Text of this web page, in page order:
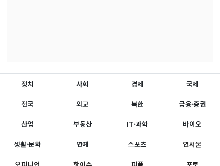
정치 사회 경제 국제
전국 외교 북한 금융·증권
산업 부동산 IT·과학 바이오
생활·문화 연예 스포츠 연재물